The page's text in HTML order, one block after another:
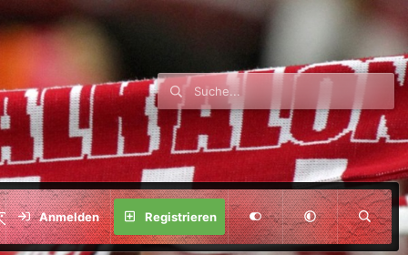
SPENDEAnmelden Registrieren